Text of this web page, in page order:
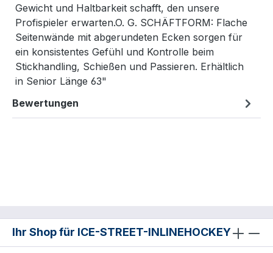
Gewicht und Haltbarkeit schafft, den unsere
Profispieler erwarten.O. G. SCHÄFTFORM: Flache
Seitenwände mit abgerundeten Ecken sorgen für
ein konsistentes Gefühl und Kontrolle beim
Stickhandling, Schießen und Passieren. Erhältlich
in Senior Länge 63"
Bewertungen
Ihr Shop für ICE-STREET-INLINEHOCKEY